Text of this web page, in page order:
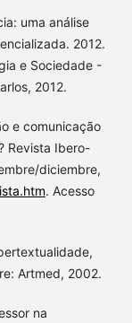
uma análise
2012.
e Sociedade -
2012.
e comunicação
Revista Ibero-
diciembre,
. Acesso
Artmed, 2002.
na